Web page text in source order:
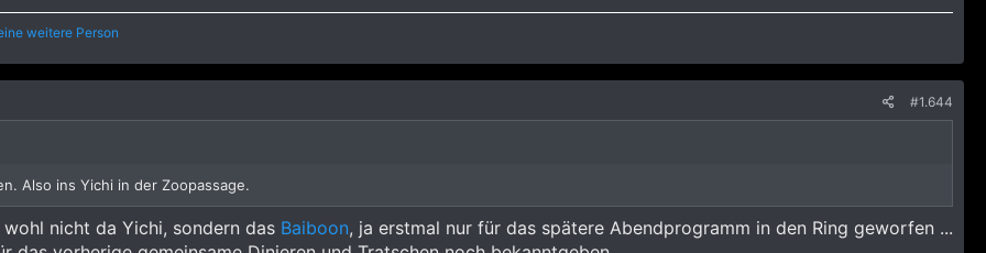
weitere Person
#1.644
Also ins Yichi in der Zoopassage.
nicht da Yichi, sondern das Baiboon, ja erstmal nur für das spätere Abendprogramm in den Ring geworfen ...